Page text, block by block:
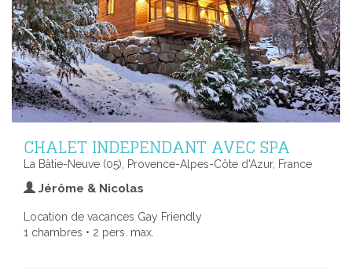
CHALET INDEPENDANT AVEC SPA
La Bâtie-Neuve (05), Provence-Alpes-Côte d'Azur, France
Jérôme & Nicolas
Location de vacances Gay Friendly
1 chambres • 2 pers. max.